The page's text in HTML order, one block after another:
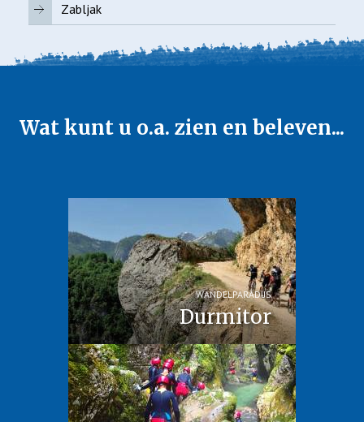
Zabljak
Wat kunt u o.a. zien en beleven...
Durmitor
WANDELPARADIJS